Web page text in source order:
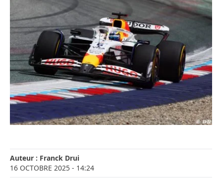
Auteur : Franck Drui
16 OCTOBRE 2025 - 14:24